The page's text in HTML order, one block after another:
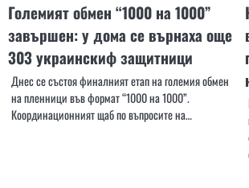
Големият обмен “1000 на 1000”
завършен: у дома се върнаха още
303 украинскиф защитници
Днес се състоя финалният етап на големия обмен
на пленници във формат “1000 на 1000”.
Координационният щаб по въпросите на…